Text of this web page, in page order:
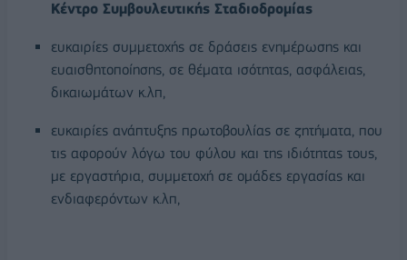
Κέντρο Συμβουλευτικής Σταδιοδρομίας
ευκαιρίες συμμετοχής σε δράσεις ενημέρωσης και
ευαισθητοποίησης, σε θέματα ισότητας, ασφάλειας,
δικαιωμάτων κ.λπ,
ευκαιρίες ανάπτυξης πρωτοβουλίας σε ζητήματα, που
τις αφορούν λόγω του φύλου και της ιδιότητας τους,
με εργαστήρια, συμμετοχή σε ομάδες εργασίας και
ενδιαφερόντων κ.λπ,